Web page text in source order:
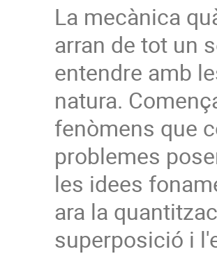
La mecànica
arran de tot un
entendre amb
natura.
fenòmens que
problemes
les idees
ara la
superposició i